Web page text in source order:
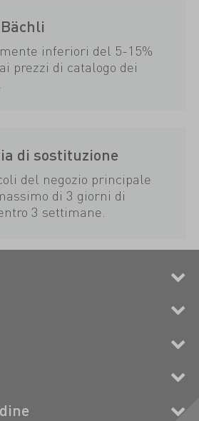
inferiori del 5-15%
prezzi di catalogo dei
di sostituzione
del negozio principale
di 3 giorni di
3 settimane.